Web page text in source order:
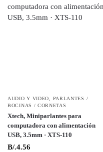
AUDIO Y VIDEO
PARLANTES /
BOCINAS / CORNETAS
Xtech, Miniparlantes para
computadora con alimentación
USB, 3.5mm · XTS-110
B/.4.56